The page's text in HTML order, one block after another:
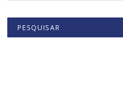
PESQUISAR